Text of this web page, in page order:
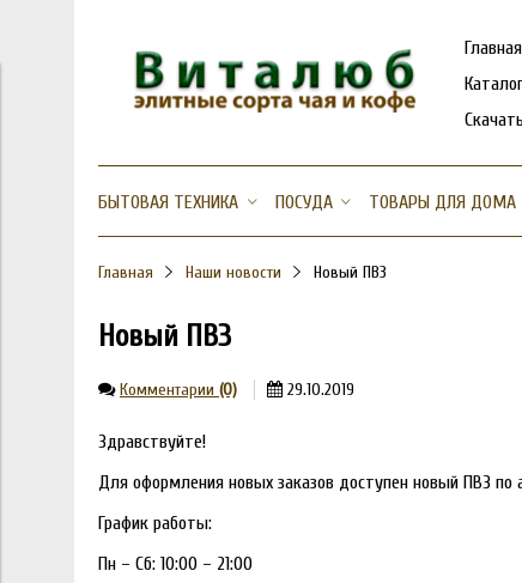
Каталог
БЫТОВАЯ ТЕХНИКА ПОСУДА ТОВАРЫ ДЛЯ ДОМА
Главная Наши новости Новый ПВЗ
Новый ПВЗ
Комментарии (0) 29.10.2019
Здравствуйте!
Для оформления новых заказов доступен новый ПВЗ
График работы:
Пн – Сб: 10:00 – 21:00